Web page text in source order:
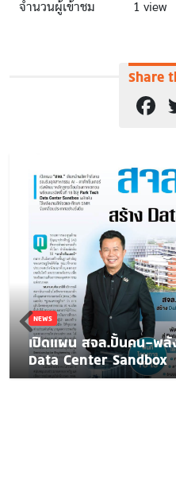
จำนวนผู้เข้าชม
1 view
Share
NEWS
เปิดแผน สจล.ปั้นคน-พลั
Data Center Sandbox